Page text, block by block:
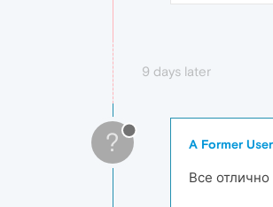
9 days later
? A Former User
Все